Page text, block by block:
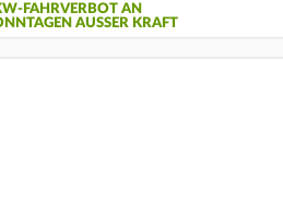
FAHRVERBOT AN
AUSSER KRAFT